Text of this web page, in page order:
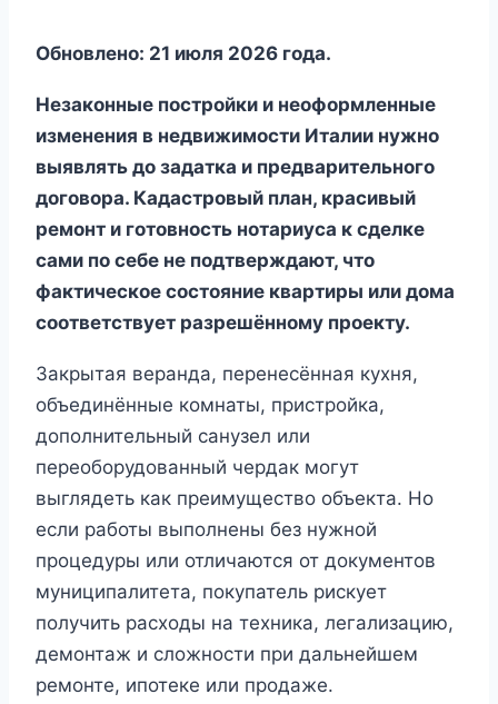
Обновлено: 21 июля 2026 года.
Незаконные постройки и неоформленные
изменения в недвижимости Италии нужно
выявлять до задатка и предварительного
договора. Кадастровый план, красивый
ремонт и готовность нотариуса к сделке
сами по себе не подтверждают, что
фактическое состояние квартиры или дома
соответствует разрешённому проекту.
Закрытая веранда, перенесённая кухня,
объединённые комнаты, пристройка,
дополнительный санузел или
переоборудованный чердак могут
выглядеть как преимущество объекта. Но
если работы выполнены без нужной
процедуры или отличаются от документов
муниципалитета, покупатель рискует
получить расходы на техника, легализацию,
демонтаж и сложности при дальнейшем
ремонте, ипотеке или продаже.